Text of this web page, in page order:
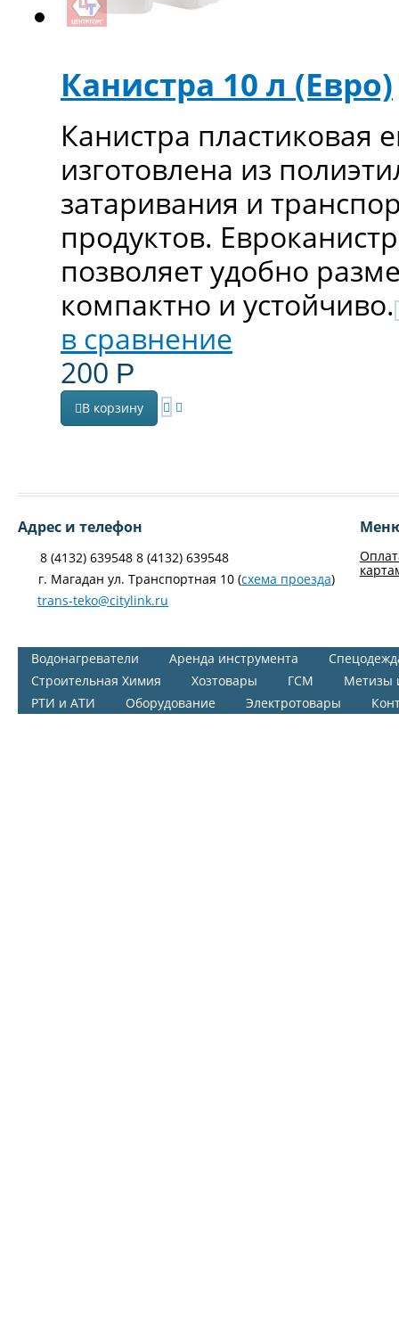
Канистра 10 л (Евро)
Канистра пластиковая
изготовлена из
затаривания и
продуктов.
позволяет удобно
компактно и устойчиво.​
в сравнение
200 Р
В корзину
Адрес и телефон
8 (4132) 639548 8 (4132) 639548
г. Магадан ул. Транспортная 10 (схема проезда)
trans-teko@citylink.ru
Водонагреватели Аренда инструмента
Строительная Химия
Хозтовары ГСМ
Метизы
РТИ и АТИ
Оборудование Электротовары